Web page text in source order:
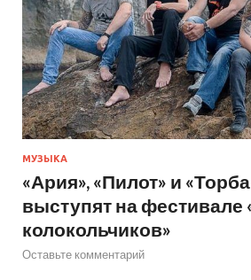
МУЗЫКА
«Ария», «Пилот» и
выступят на фестивале
колокольчиков»
Оставьте комментарий